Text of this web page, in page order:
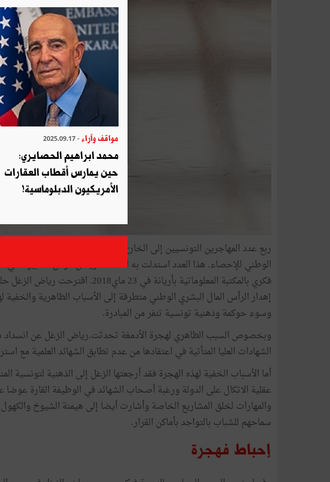
الوطني للإحصاء. هذا العدد استدلت به الأستاذة رياض الزغل الخبيرة
فكري بالمكتبة المعلوماتية بأريانة في
إهدار الرأس المال البشري الوطني متطرقة إلى الأسباب الظاهرية
وسوء حوكمة وذهنية تونسية تنفر من المبادرة.
وبخصوص السبب الظاهري لهجرة الأدمغة تحدثت.رياض الزغل عن
الشهادات العليا المتأتية في اعتقادها من عدم تطابق الشهائد العلمية مع
أما الأسباب الخفية لهذه الهجرة فقد أرجعتها الزغل إلى الذهنية لتونسية
عقلية الاتكال على الدولة ورغبة أصحاب الشهائد في الوظيفة القارة عوضا
والمهارات لخلق المشاريع الخاصة وأشارت أيضا إلى هيمنة الشيوخ
سماحهم للشباب بالتواجد بأماكن القرار.
إحباط فهجرة
مواقف وآراء - 2025.09.17
محمد ابراهيم الحصايري:
حين يمارس أقطاب العقارات
الأمريكيون الدبلوماسية!